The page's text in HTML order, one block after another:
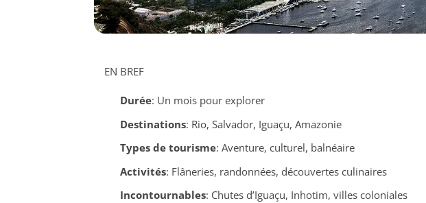
EN BREF
Durée: Un mois pour explorer
Destinations: Rio, Salvador, Iguaçu, Amazonie
Types de tourisme: Aventure, culturel, balnéaire
Activités: Flâneries, randonnées, découvertes culinaires
Incontournables: Chutes d’Iguaçu, Inhotim, villes coloniales